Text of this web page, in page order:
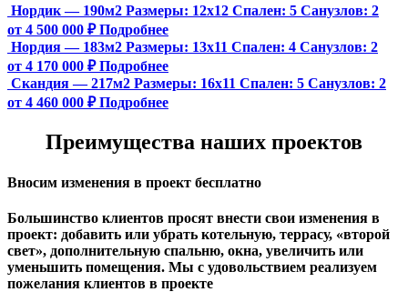
Нордик — 190м2 Размеры: 12х12 Спален: 5 Санузлов: 2
от 4 500 000 ₽ Подробнее
Нордия — 183м2 Размеры: 13х11 Спален: 4 Санузлов: 2
от 4 170 000 ₽ Подробнее
Скандия — 217м2 Размеры: 16х11 Спален: 5 Санузлов: 2
от 4 460 000 ₽ Подробнее
Преимущества наших проектов
Вносим изменения в проект бесплатно
Большинство клиентов просят внести свои изменения в
проект: добавить или убрать котельную, террасу, «второй
свет», дополнительную спальню, окна, увеличить или
уменьшить помещения. Мы с удовольствием реализуем
пожелания клиентов в проекте